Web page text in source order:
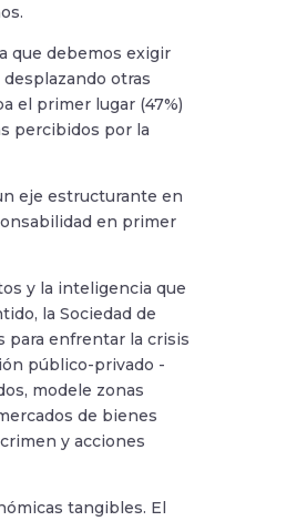
que debemos exigir
otras
el primer lugar (47%)
percibidos por la
eje estructurante en
en primer
y la inteligencia que
la Sociedad de
para enfrentar la crisis
público-privado -
modele zonas
de bienes
y acciones
tangibles. El